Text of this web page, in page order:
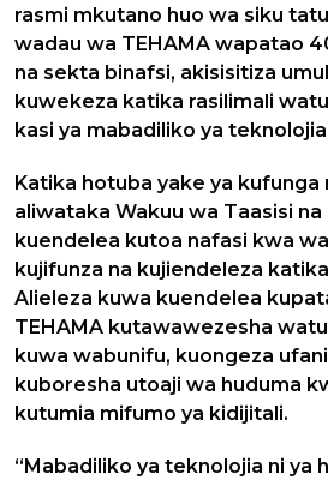
rasmi mkutano huo wa siku
wadau wa TEHAMA wapatao
na sekta binafsi, akisisitiza
kuwekeza katika rasilimali
kasi ya mabadiliko ya
Katika hotuba yake ya kufunga
aliwataka Wakuu wa Taasisi na
kuendelea kutoa nafasi kwa
kujifunza na kujiendeleza
Alieleza kuwa kuendelea
TEHAMA kutawawezesha
kuwa wabunifu, kuongeza
kuboresha utoaji wa huduma
kutumia mifumo ya kidijitali.
“Mabadiliko ya teknolojia ni ya